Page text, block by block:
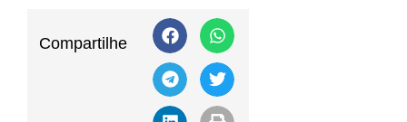
Compartilhe